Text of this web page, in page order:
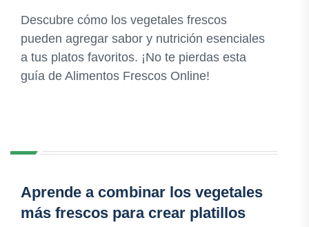
Descubre cómo los vegetales frescos
pueden agregar sabor y nutrición esenciales
a tus platos favoritos. ¡No te pierdas esta
guía de Alimentos Frescos Online!
Aprende a combinar los vegetales
más frescos para crear platillos